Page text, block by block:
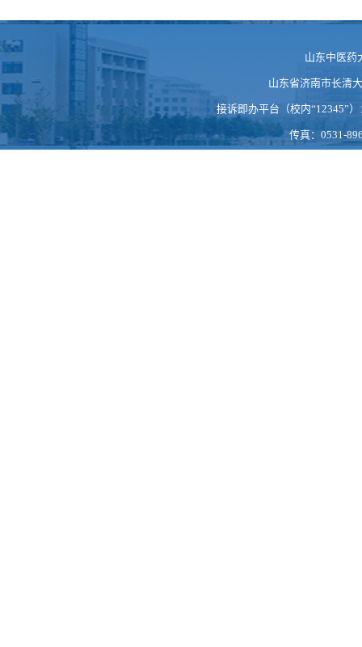
山东中医药
山东省济南市长清
接诉即办平台（校内“12345”
传真：0531-